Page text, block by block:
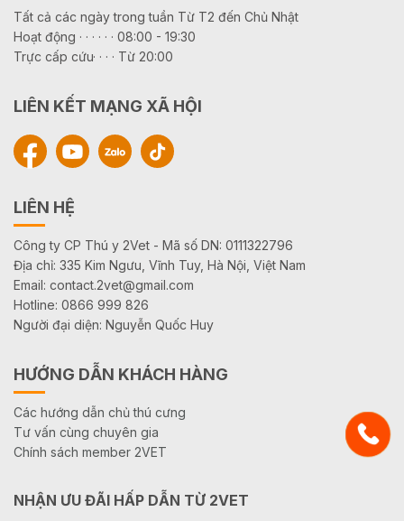
Tất cả các ngày trong tuần Từ T2 đến Chủ Nhật
Hoạt động · · · · · · 08:00 - 19:30
Trực cấp cứu· · · · Từ 20:00
LIÊN KẾT MẠNG XÃ HỘI
LIÊN HỆ
Công ty CP Thú y 2Vet - Mã số DN: 0111322796
Địa chỉ: 335 Kim Ngưu, Vĩnh Tuy, Hà Nội, Việt Nam
Email: contact.2vet@gmail.com
Hotline: 0866 999 826
Người đại diện: Nguyễn Quốc Huy
HƯỚNG DẪN KHÁCH HÀNG
Các hướng dẫn chủ thú cưng
Tư vấn cùng chuyên gia
Chính sách member 2VET
NHẬN ƯU ĐÃI HẤP DẪN TỪ 2VET